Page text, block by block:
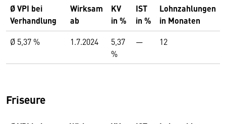
Ø VPI bei
Verhandlung
Wirksam
ab
KV
in %
IST
in %
Lohnzahlungen
in Monaten
Ø 5,37 % 1.7.2024
5,37
%
— 12
Friseure